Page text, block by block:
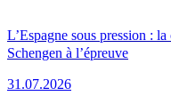
L’Espagne sous pression :
Schengen à l’épreuve
31.07.2026